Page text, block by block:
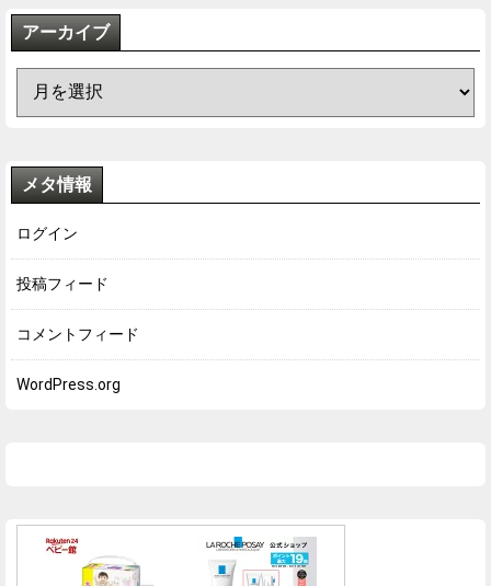
アーカイブ
メタ情報
ログイン
投稿フィード
コメントフィード
WordPress.org